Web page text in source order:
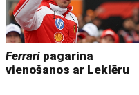
Ferrari pagarina
vienošanos ar Leklēru